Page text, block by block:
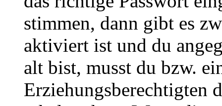
stimmen, dann gibt es
aktiviert ist und du
alt bist, musst du bzw.
Erziehungsberechtigten